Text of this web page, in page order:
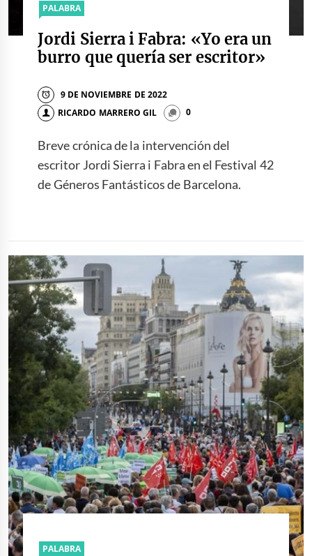
PALABRA
Jordi Sierra i Fabra: «Yo era un
burro que quería ser escritor»
9 DE NOVIEMBRE DE 2022
RICARDO MARRERO GIL
0
Breve crónica de la intervención del
escritor Jordi Sierra i Fabra en el Festival 42
de Géneros Fantásticos de Barcelona.
PALABRA